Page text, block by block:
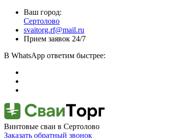
Ваш город:
Сертолово
svaitorg.rf@mail.ru
Прием заявок 24/7
В WhatsApp ответим быстрее:
Винтовые сваи в Сертолово
Заказать обратный звонок